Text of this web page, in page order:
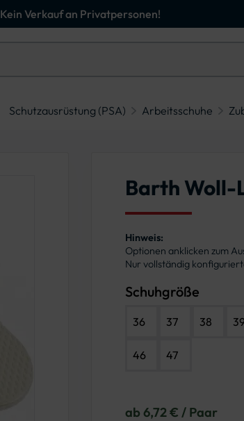
Kein Verkauf an Privatpersonen!
Schutzausrüstung (PSA) Arbeitsschuhe
Barth Woll-
Hinweis:
Optionen anklicken zum
Nur vollständig
Schuhgröße
36 37 38
46 47
ab 6,72 € / Paar